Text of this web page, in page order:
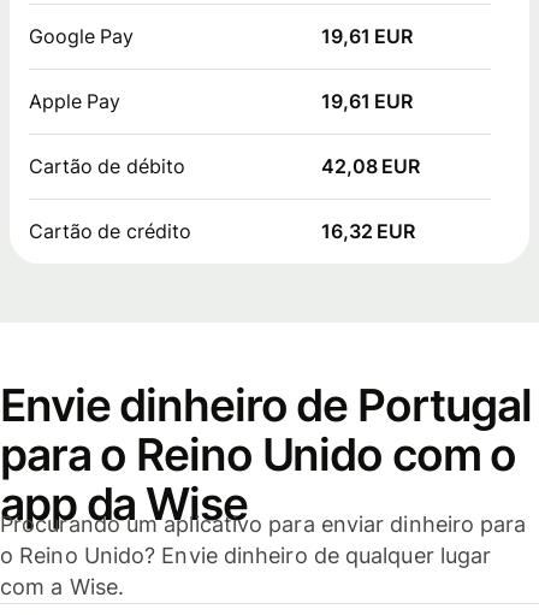
Google Pay 19,61 EUR
Apple Pay 19,61 EUR
Cartão de débito 42,08 EUR
Cartão de crédito 16,32 EUR
Envie dinheiro de Portugal
para o Reino Unido com o
app da Wise
Procurando um aplicativo para enviar dinheiro para
o Reino Unido? Envie dinheiro de qualquer lugar
com a Wise.